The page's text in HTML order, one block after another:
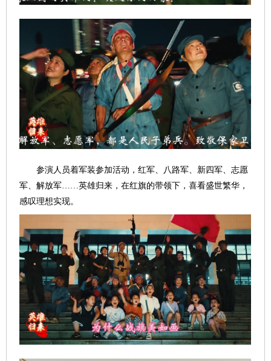
参演人员着军装参加活动，红军、八路军、新四军、志愿
军、解放军……英雄归来，在红旗的带领下，喜看盛世繁华，
感叹理想实现。